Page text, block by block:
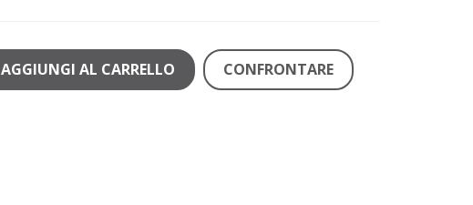
AGGIUNGI AL CARRELLO CONFRONTARE